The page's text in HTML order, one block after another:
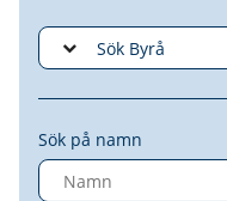
Sök på namn